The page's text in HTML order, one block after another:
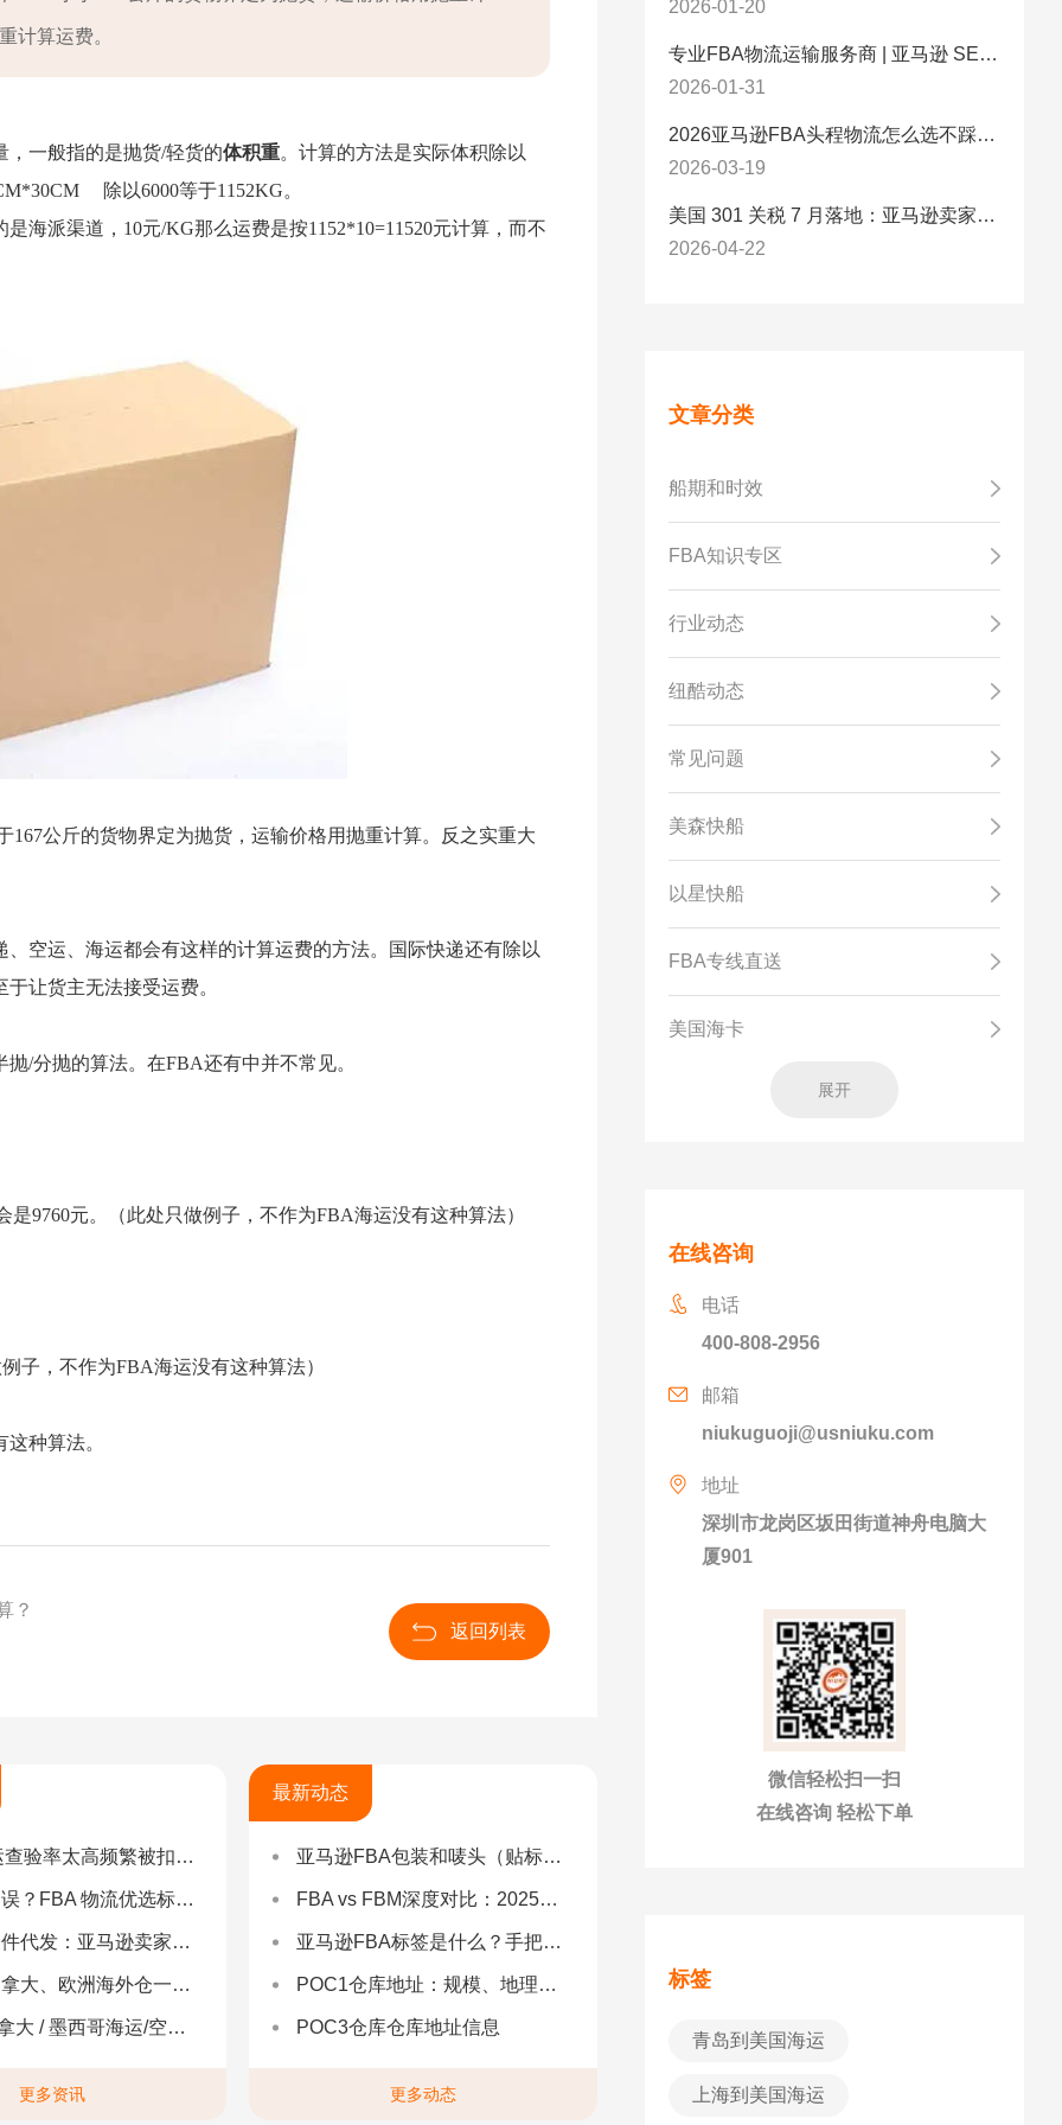
计算运费。
，一般指的是抛货/轻货的体积重。计算的方法是实际体积除以
除以6000等于1152KG。
海派渠道，10元/KG那么运费是按1152*10=11520元计算，而不
167公斤的货物界定为抛货，运输价格用抛重计算。反之实重大
空运、海运都会有这样的计算运费的方法。国际快递还有除以
让货主无法接受运费。
/分抛的算法。在FBA还有中并不常见。
9760元。（此处只做例子，不作为FBA海运没有这种算法）
子，不作为FBA海运没有这种算法）
种算法。
返回列表
？
频繁被扣货，如何选择低查验物流货代？
优选标准：自营仓 + 自有车队是核心硬指标
马逊卖家合规履约与长效增长解决方案
、欧洲海外仓一件代发
哥海运/空运 | 多国海运一站式解决方案
更多资讯
最新动态
亚马逊FBA包装和唛头（贴标签）要求（2025最新详解）
FBA vs FBM深度对比：2025年卖家该如何选择？（附决策流程图）
亚马逊FBA标签是什么？手把手教你设置与避坑（附超全指南）
POC1仓库地址：规模、地理与优势分析
POC3仓库仓库地址信息
更多动态
2026-01-20
专业FBA物流运输服务商 | 亚马逊 SEND 官方合作伙伴纽酷国际物流
2026-01-31
2026亚马逊FBA头程物流怎么选不踩坑？SEND/FIST/SPN官方认证物流商，只有这家敢承诺“准达率第一”
2026-03-19
美国 301 关税 7 月落地：亚马逊卖家必看的 5 项合规标准与稳交付方案
2026-04-22
文章分类
船期和时效
FBA知识专区
行业动态
纽酷动态
常见问题
美森快船
以星快船
FBA专线直送
美国海卡
展开
在线咨询
电话
400-808-2956
邮箱
niukuguoji@usniuku.com
地址
深圳市龙岗区坂田街道神舟电脑大
厦901
微信轻松扫一扫
在线咨询 轻松下单
标签
青岛到美国海运
上海到美国海运